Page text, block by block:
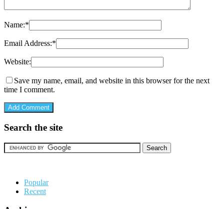
Name:*
Email Address:*
Website:
Save my name, email, and website in this browser for the next
time I comment.
Search the site
Popular
Recent